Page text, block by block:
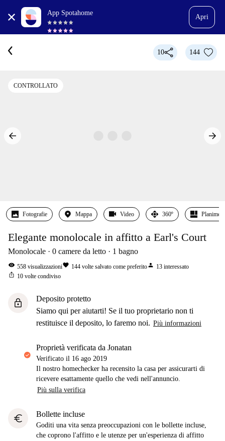
App Spotahome
Apri
10 144
CONTROLLATO
Fotografie Mappa Video 360º
Elegante monolocale in affitto a Earl's Court
Monolocale 0 camere da letto 1 bagno
visibility 558 visualizzazionifavorite 144 volte salvato come preferitoperson 13 interessato
ios_share 10 volte condiviso
lock
Deposito protetto
Siamo qui per aiutarti! Se il tuo proprietario non ti
restituisce il deposito, lo faremo noi. Più informazioni
proprietà verificata da Jonatan
Verificato il 16 ago 2019
Il nostro homechecker ha recensito la casa per assicurarti di
ricevere esattamente quello che vedi nell'annuncio.
Più sulla verifica
euro Bollette incluse
Goditi una vita senza preoccupazioni con le bollette incluse,
che coprono l'affitto e le utenze per un'esperienza di affitto